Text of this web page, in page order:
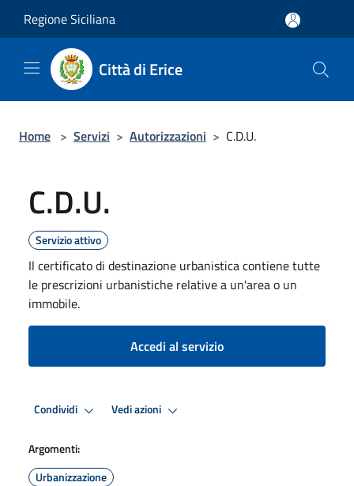
Regione Siciliana
Città di Erice
Home > Servizi > Autorizzazioni > C.D.U.
C.D.U.
Servizio attivo
Il certificato di destinazione urbanistica contiene tutte
le prescrizioni urbanistiche relative a un'area o un
immobile.
Accedi al servizio
Condividi Vedi azioni
Argomenti:
Urbanizzazione